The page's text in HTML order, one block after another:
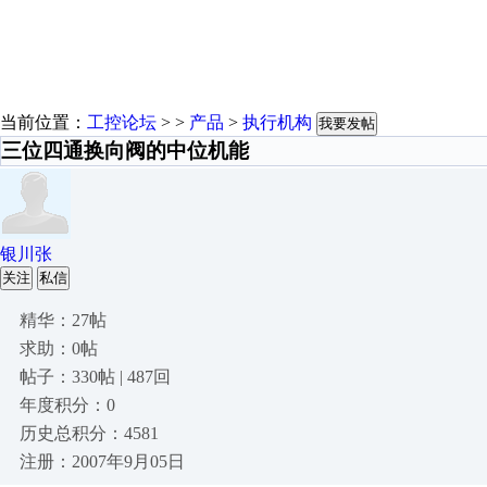
当前位置： 工控论坛 > > 产品 > 执行机构 我要发帖
三位四通换向阀的中位机能
银川张
关注 私信
精华：27帖
求助：0帖
帖子：330帖 | 487回
年度积分：0
历史总积分：4581
注册：2007年9月05日